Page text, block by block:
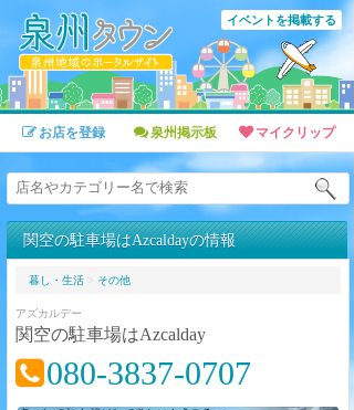
イベントを掲載する
お店を登録 泉州掲示板 マイクリップ
関空の駐車場はAzcaldayの情報
暮し・生活> その他
アズカルデー
関空の駐車場はAzcalday
080-3837-0707